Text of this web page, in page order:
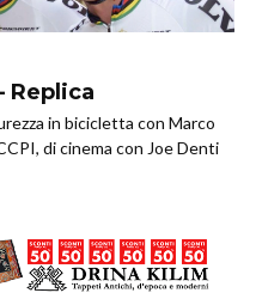
Replica
in bicicletta con Marco
di cinema con Joe Denti